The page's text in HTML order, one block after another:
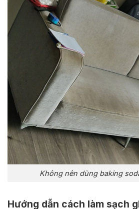
Không nên dùng baking
Hướng dẫn cách làm sạch